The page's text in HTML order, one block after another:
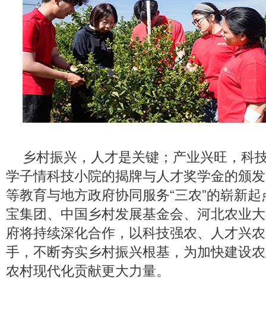
乡村振兴，人才是关键；产业兴旺，科
学子情科技小院的揭牌与人才奖学金的颁
等教育与地方政府协同服务“三农”的崭新
宝集团、中国乡村发展基金会、河北农业
府将持续深化合作，以科技强农、人才兴
手，不断夯实乡村振兴根基，为加快建设
农村现代化贡献更大力量。